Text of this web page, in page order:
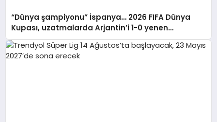
“Dünya şampiyonu” İspanya… 2026 FIFA Dünya
Kupası, uzatmalarda Arjantin’i 1-0 yenen
İspanya’nın oldu